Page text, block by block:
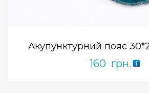
Акупунктурний пояс
160 грн.